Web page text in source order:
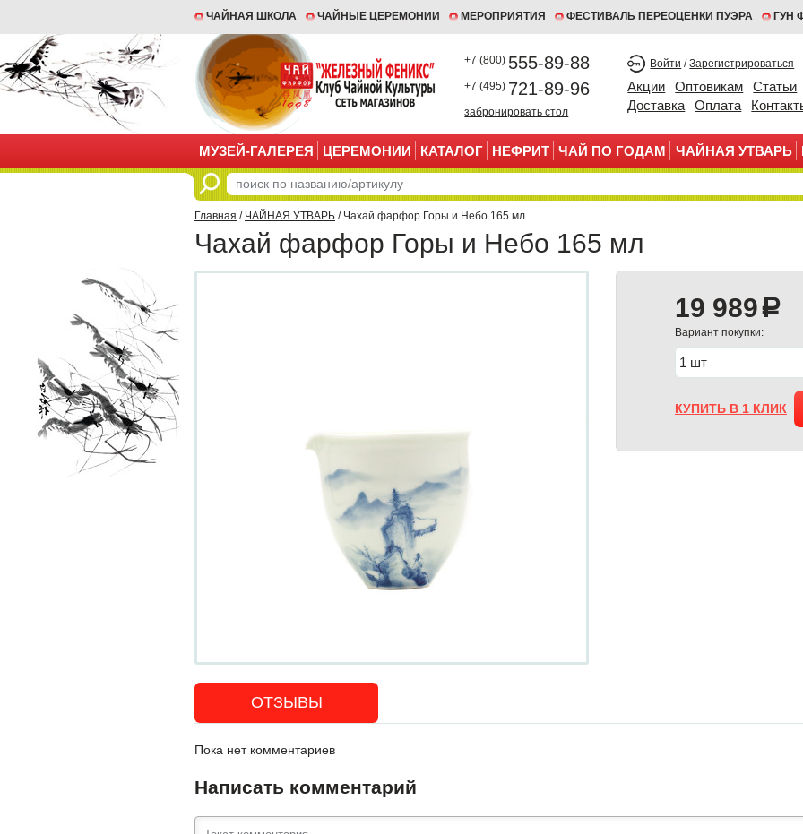
ЧАЙНАЯ ШКОЛА ЧАЙНЫЕ ЦЕРЕМОНИИ МЕРОПРИЯТИЯ ФЕСТИВАЛЬ ПЕРЕОЦЕНКИ ПУЭРА ГУН
+7 (800) 555-89-88
+7 (495) 721-89-96
забронировать стол
Войти /Зарегистрироваться
Акции Оптовикам
Статьи
Доставка
Оплата
МУЗЕЙ-ГАЛЕРЕЯ ЦЕРЕМОНИИ КАТАЛОГ НЕФРИТ ЧАЙ ПО ГОДАМ ЧАЙНАЯ УТВАРЬ
Главная / ЧАЙНАЯ УТВАРЬ / Чахай фарфор Горы и Небо 165 мл
Чахай фарфор Горы и Небо 165 мл
19 989 a
Вариант покупки:
КУПИТЬ В 1 КЛИК
ОТЗЫВЫ
Пока нет комментариев
Написать комментарий